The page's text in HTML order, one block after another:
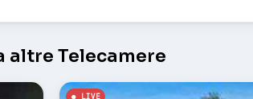
altre Telecamere